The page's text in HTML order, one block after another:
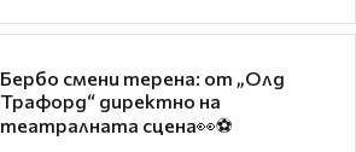
Бербо смени терена: от „Олд
Трафорд“ директно на
театралната сцена👀⚽